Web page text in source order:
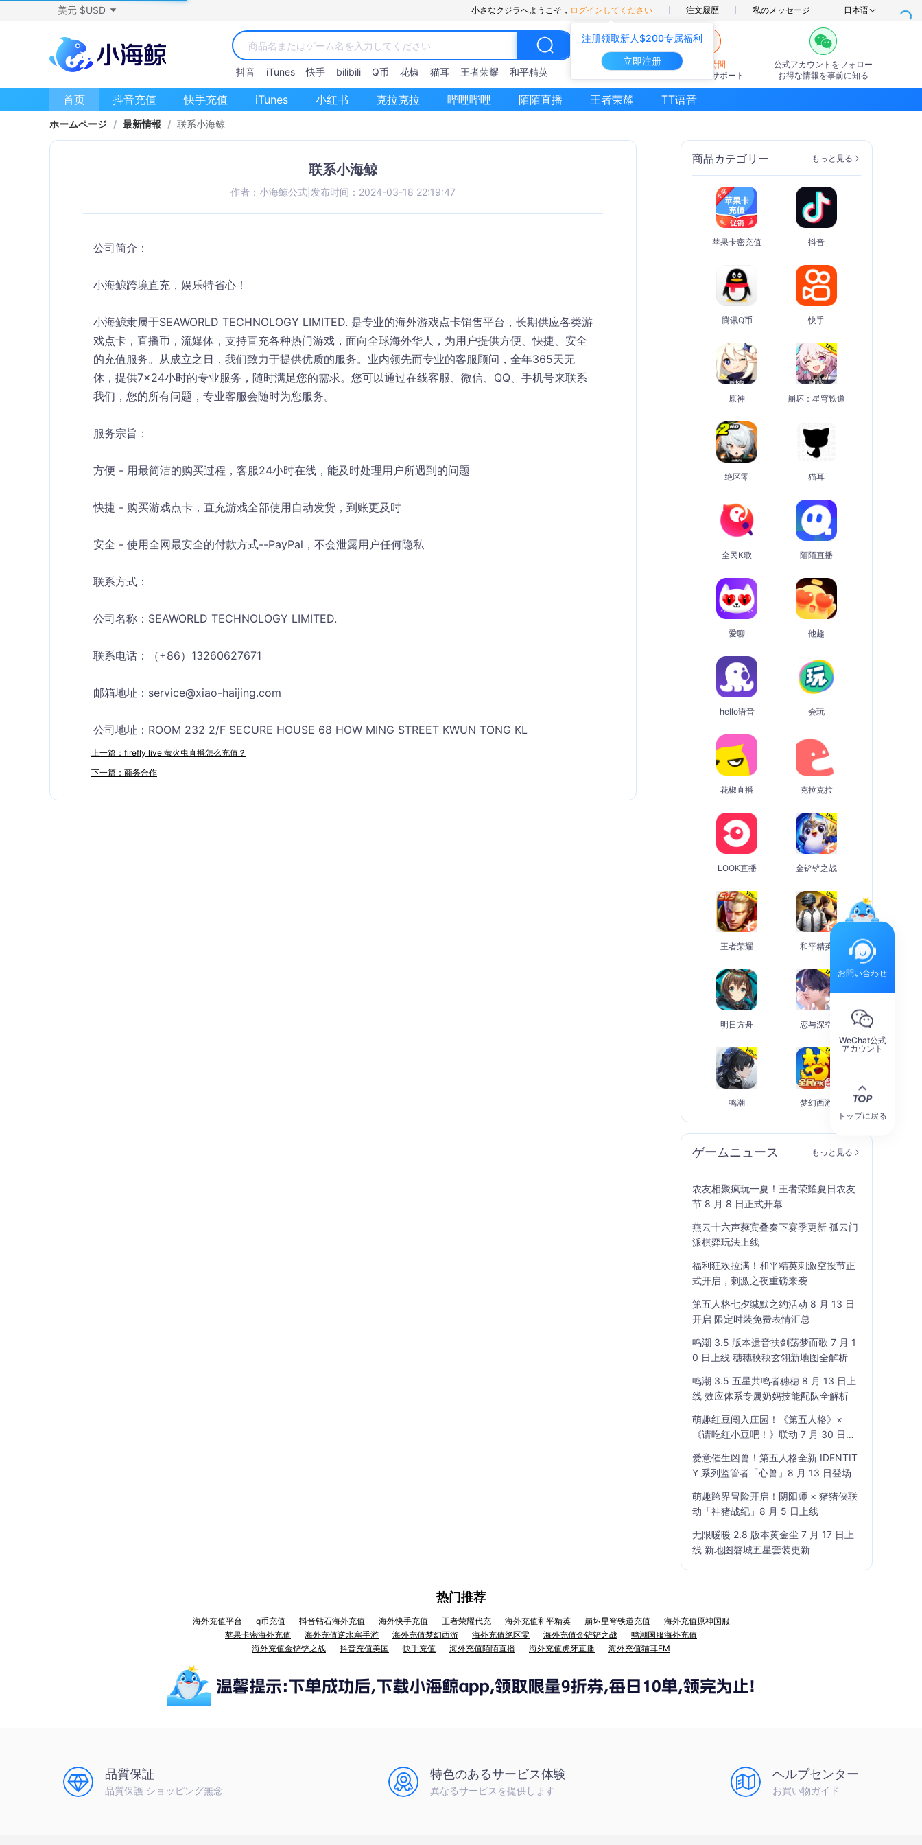
注册领取新人$200专属福利
立即注册
美元 $USD 小さなクジラへようこそ， ログインしてください 注文履歴 私のメッセージ 日本语
抖音 iTunes 快手 bilibili Q币 花椒 猫耳 王者荣耀 和平精英
7×24時間
オンラインサポート
公式アカウントをフォロー
お得な情報を事前に知る
首页 抖音充值 快手充值 iTunes 小红书 克拉克拉 哔哩哔哩 陌陌直播 王者荣耀 TT语音
ホームページ / 最新情報 / 联系小海鲸
联系小海鲸
作者：小海鯨公式 发布时间：2024-03-18 22:19:47
公司简介：
小海鲸跨境直充，娱乐特省心！
小海鲸隶属于SEAWORLD TECHNOLOGY LIMITED. 是专业的海外游戏点卡销售平台，长期供应各类游
戏点卡，直播币，流媒体，支持直充各种热门游戏，面向全球海外华人，为用户提供方便、快捷、安全
的充值服务。从成立之日，我们致力于提供优质的服务。业内领先而专业的客服顾问，全年365天无
休，提供7×24小时的专业服务，随时满足您的需求。您可以通过在线客服、微信、QQ、手机号来联系
我们，您的所有问题，专业客服会随时为您服务。
服务宗旨：
方便 - 用最简洁的购买过程，客服24小时在线，能及时处理用户所遇到的问题
快捷 - 购买游戏点卡，直充游戏全部使用自动发货，到账更及时
安全 - 使用全网最安全的付款方式--PayPal，不会泄露用户任何隐私
联系方式：
公司名称：SEAWORLD TECHNOLOGY LIMITED.
联系电话：（+86）13260627671
邮箱地址： service@xiao-haijing.com
公司地址：ROOM 232 2/F SECURE HOUSE 68 HOW MING STREET KWUN TONG KL
上一篇：firefly live 萤火虫直播怎么充值？
下一篇：商务合作
商品カテゴリー もっと見る
苹果卡密充值 抖音
腾讯Q币 快手
原神 崩坏：星穹铁道
绝区零 猫耳
全民K歌 陌陌直播
爱聊 他趣
hello语音 会玩
花椒直播 克拉克拉
LOOK直播 金铲铲之战
王者荣耀 和平精英
明日方舟 恋与深空
鸣潮 梦幻西游
ゲームニュース もっと見る
农友相聚疯玩一夏！王者荣耀夏日农友
节 8 月 8 日正式开幕
燕云十六声蕤宾叠奏下赛季更新 孤云门
派棋弈玩法上线
福利狂欢拉满！和平精英刺激空投节正
式开启，刺激之夜重磅来袭
第五人格七夕缄默之约活动 8 月 13 日
开启 限定时装免费表情汇总
鸣潮 3.5 版本遗音扶剑荡梦而歌 7 月 1
0 日上线 穗穗秧秧玄翎新地图全解析
鸣潮 3.5 五星共鸣者穗穗 8 月 13 日上
线 效应体系专属奶妈技能配队全解析
萌趣红豆闯入庄园！《第五人格》×
《请吃红小豆吧！》联动 7 月 30 日开
爱意催生凶兽！第五人格全新 IDENTIT
Y 系列监管者「心兽」8 月 13 日登场
萌趣跨界冒险开启！阴阳师 × 猪猪侠联
动「神猪战纪」8 月 5 日上线
无限暖暖 2.8 版本黄金尘 7 月 17 日上
线 新地图磐城五星套装更新
热门推荐
海外充值平台 q币充值 抖音钻石海外充值 海外快手充值 王者荣耀代充 海外充值和平精英 崩坏星穹铁道充值
海外充值原神国服
苹果卡密海外充值
海外充值逆水寒手游 海外充值梦幻西游 海外充值绝区零 海外充值金铲铲之战
鸣潮国服海外充值
海外充值金铲铲之战
抖音充值美国 快手充值 海外充值陌陌直播 海外充值虎牙直播 海外充值猫耳FM
品質保証
品質保護 ショッピング無念
特色のあるサービス体験
異なるサービスを提供します
ヘルプセンター
お買い物ガイド
お問い合わせ
WeChat公式
アカウント
トップに戻る